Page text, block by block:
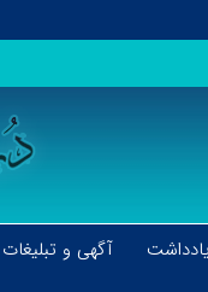
یادداشت آگهی و تبلیغات